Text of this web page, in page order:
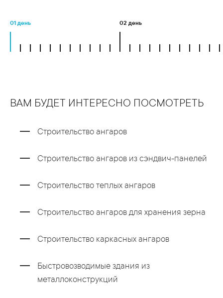
01 день 02 день
ВАМ БУДЕТ ИНТЕРЕСНО ПОСМОТРЕТЬ
Строительство ангаров
Строительство ангаров из сэндвич-панелей
Строительство теплых ангаров
Строительство ангаров для хранения зерна
Строительство каркасных ангаров
Быстровозводимые здания из
металлоконструкций